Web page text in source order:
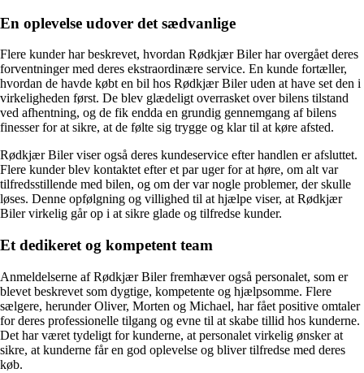
En oplevelse udover det sædvanlige
Flere kunder har beskrevet, hvordan Rødkjær Biler har overgået deres
forventninger med deres ekstraordinære service. En kunde fortæller,
hvordan de havde købt en bil hos Rødkjær Biler uden at have set den i
virkeligheden først. De blev glædeligt overrasket over bilens tilstand
ved afhentning, og de fik endda en grundig gennemgang af bilens
finesser for at sikre, at de følte sig trygge og klar til at køre afsted.
Rødkjær Biler viser også deres kundeservice efter handlen er afsluttet.
Flere kunder blev kontaktet efter et par uger for at høre, om alt var
tilfredsstillende med bilen, og om der var nogle problemer, der skulle
løses. Denne opfølgning og villighed til at hjælpe viser, at Rødkjær
Biler virkelig går op i at sikre glade og tilfredse kunder.
Et dedikeret og kompetent team
Anmeldelserne af Rødkjær Biler fremhæver også personalet, som er
blevet beskrevet som dygtige, kompetente og hjælpsomme. Flere
sælgere, herunder Oliver, Morten og Michael, har fået positive omtaler
for deres professionelle tilgang og evne til at skabe tillid hos kunderne.
Det har været tydeligt for kunderne, at personalet virkelig ønsker at
sikre, at kunderne får en god oplevelse og bliver tilfredse med deres
køb.